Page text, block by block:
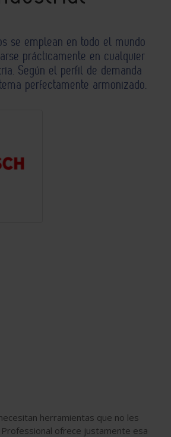
se emplean en todo el mundo
prácticamente en cualquier
Según el perfil de demanda
perfectamente armonizado.
herramientas que no les
Professional ofrece justamente esa